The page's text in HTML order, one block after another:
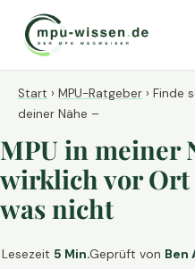
Start › MPU-Ratgeber › Finde
deiner Nähe –
MPU in meiner
wirklich vor Ort
was nicht
Lesezeit 5 Min.Geprüft von Ben